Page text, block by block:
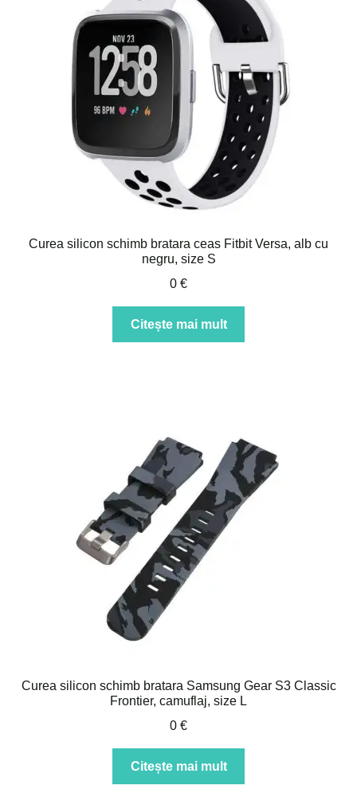
Curea silicon schimb bratara ceas Fitbit Versa, alb cu
negru, size S
0 €
Citește mai mult
Curea silicon schimb bratara Samsung Gear S3 Classic
Frontier, camuflaj, size L
0 €
Citește mai mult